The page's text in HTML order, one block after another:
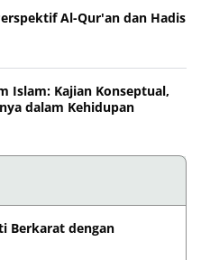
Al-Qur'an dan Hadis
Islam: Kajian Konseptual,
dalam Kehidupan
Berkarat dengan